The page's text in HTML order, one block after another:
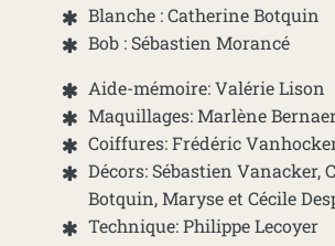
Blanche : Catherine Botquin
Bob : Sébastien Morancé
Aide-mémoire: Valérie Lison
Maquillages: Marlène
Coiffures: Frédéric
Décors: Sébastien Vanacker,
Botquin, Maryse et Cécile
Technique: Philippe Lecoyer